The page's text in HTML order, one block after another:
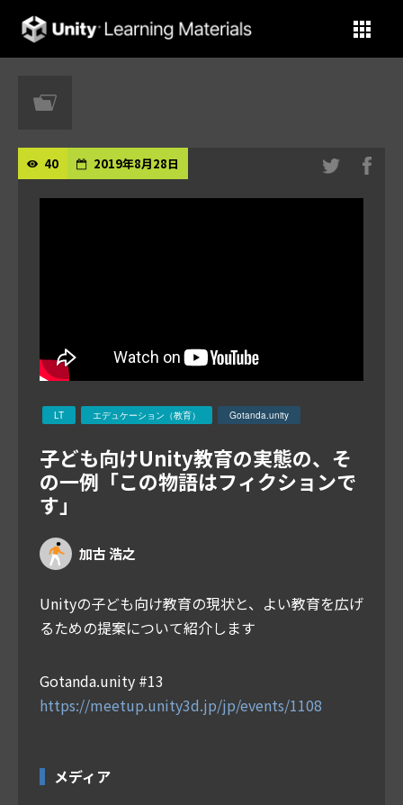
Unity Learning Materials
40 2019年8月28日
LT エデュケーション（教育） Gotanda.unity
子ども向けUnity教育の実態の、そ
の一例「この物語はフィクションで
す」
加古 浩之
Unityの子ども向け教育の現状と、よい教育を広げ
るための提案について紹介します
Gotanda.unity #13
https://meetup.unity3d.jp/jp/events/1108
メディア